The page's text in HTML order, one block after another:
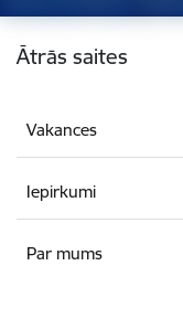
Kājene
Ātrās saites
Vakances
Iepirkumi
Par mums